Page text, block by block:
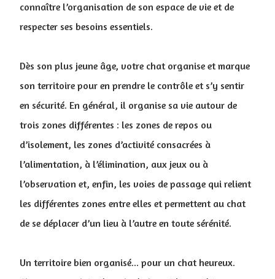
connaître l’organisation de son espace de vie et de
respecter ses besoins essentiels.
Dès son plus jeune âge, votre chat organise et marque
son territoire pour en prendre le contrôle et s’y sentir
en sécurité. En général, il organise sa vie autour de
trois zones différentes : les zones de repos ou
d’isolement, les zones d’activité consacrées à
l’alimentation, à l’élimination, aux jeux ou à
l’observation et, enfin, les voies de passage qui relient
les différentes zones entre elles et permettent au chat
de se déplacer d’un lieu à l’autre en toute sérénité.
Un territoire bien organisé... pour un chat heureux.